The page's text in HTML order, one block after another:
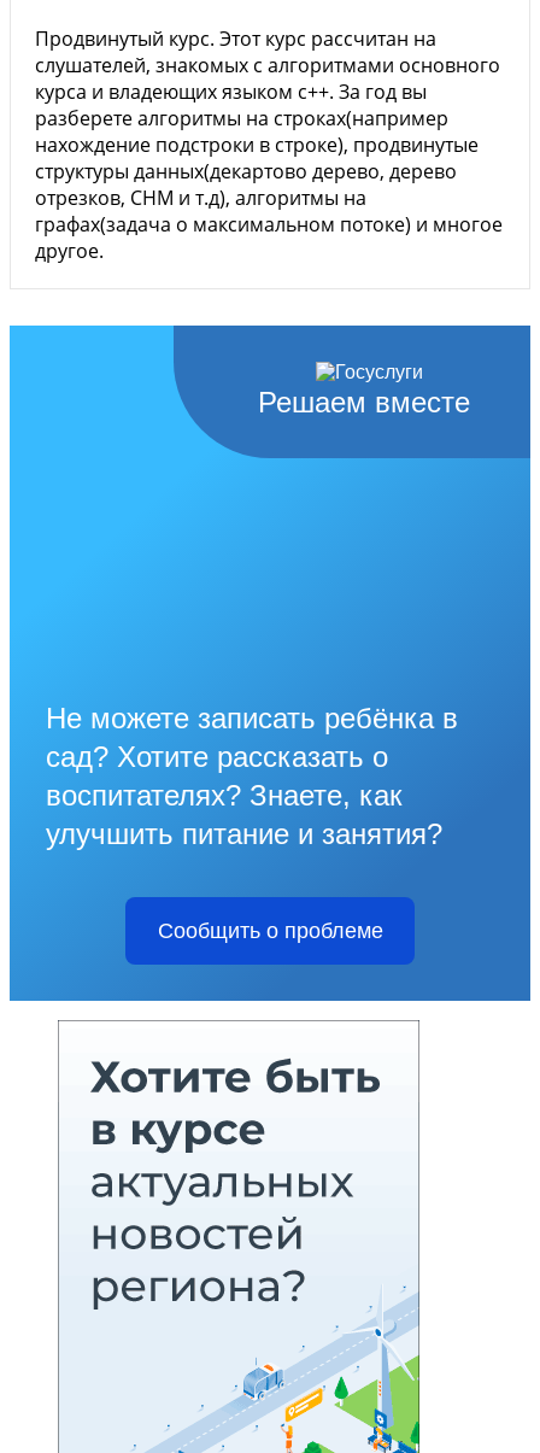
Продвинутый курс. Этот курс рассчитан на
слушателей, знакомых с алгоритмами основного
курса и владеющих языком с++. За год вы
разберете алгоритмы на строках(например
нахождение подстроки в строке), продвинутые
структуры данных(декартово дерево, дерево
отрезков, СНМ и т.д), алгоритмы на
графах(задача о максимальном потоке) и многое
другое.
Решаем вместе
Не можете записать ребёнка в
сад? Хотите рассказать о
воспитателях? Знаете, как
улучшить питание и занятия?
Сообщить о проблеме